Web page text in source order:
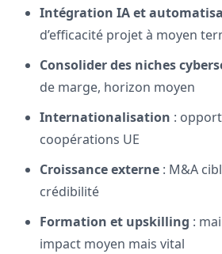
Intégration IA et
d’efficacité projet à moyen
Consolider des niches
de marge, horizon moyen
Internationalisation :
coopérations UE
Croissance externe : M&A
crédibilité
Formation et upskilling :
impact moyen mais vital